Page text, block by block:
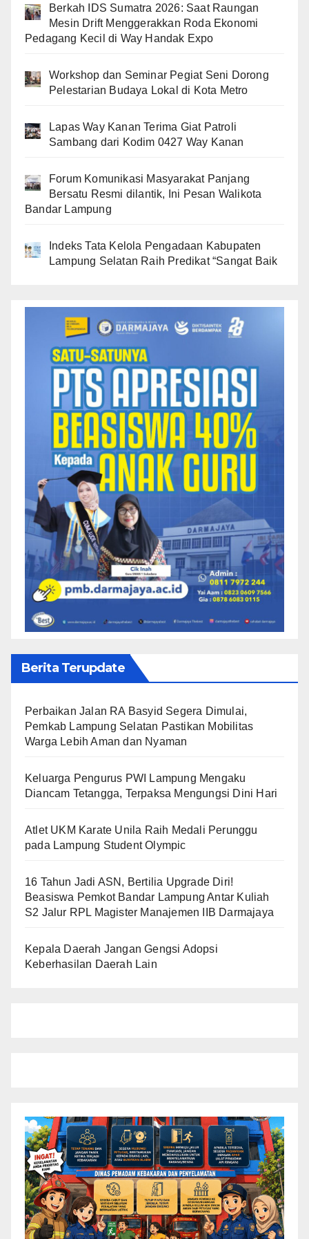
Berkah IDS Sumatra 2026: Saat Raungan
Mesin Drift Menggerakkan Roda Ekonomi
Pedagang Kecil di Way Handak Expo
Workshop dan Seminar Pegiat Seni Dorong
Pelestarian Budaya Lokal di Kota Metro
Lapas Way Kanan Terima Giat Patroli
Sambang dari Kodim 0427 Way Kanan
Forum Komunikasi Masyarakat Panjang
Bersatu Resmi dilantik, Ini Pesan Walikota
Bandar Lampung
Indeks Tata Kelola Pengadaan Kabupaten
Lampung Selatan Raih Predikat “Sangat Baik
Berita Terupdate
Perbaikan Jalan RA Basyid Segera Dimulai,
Pemkab Lampung Selatan Pastikan Mobilitas
Warga Lebih Aman dan Nyaman
Keluarga Pengurus PWI Lampung Mengaku
Diancam Tetangga, Terpaksa Mengungsi Dini Hari
Atlet UKM Karate Unila Raih Medali Perunggu
pada Lampung Student Olympic
16 Tahun Jadi ASN, Bertilia Upgrade Diri!
Beasiswa Pemkot Bandar Lampung Antar Kuliah
S2 Jalur RPL Magister Manajemen IIB Darmajaya
Kepala Daerah Jangan Gengsi Adopsi
Keberhasilan Daerah Lain